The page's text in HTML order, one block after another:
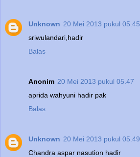
Unknown 20 Mei 2013 pukul 05.45
sriwulandari,hadir
Balas
Anonim 20 Mei 2013 pukul 05.47
aprida wahyuni hadir pak
Balas
Unknown 20 Mei 2013 pukul 05.49
Chandra aspar nasution hadir